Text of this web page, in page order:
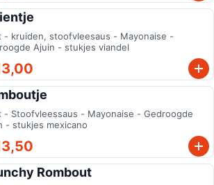
- kruiden, stoofvleesaus - Mayonaise -
Ajuin - stukjes viandel
- Stoofvleessaus - Mayonaise - Gedroogde
- stukjes mexicano
Rombout